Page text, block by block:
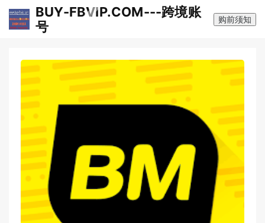
BUY-FBVIP.COM---跨境账
号
购前须知